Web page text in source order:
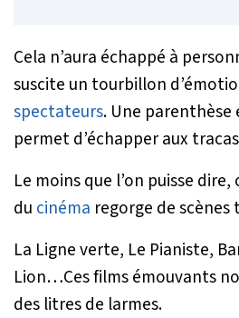
Cela n’aura échappé à
suscite un tourbillon
spectateurs. Une
permet d’échapper aux
Le moins que l’on puisse dire,
du cinéma regorge de
La Ligne verte, Le Pianiste,
Lion…Ces films émouvants
des litres de larmes.